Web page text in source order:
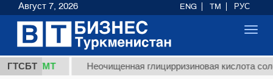
ГТСБТ Неочищенная глицирризиновая кислота солодкового
Август 7, 2026 ENG TM РУС